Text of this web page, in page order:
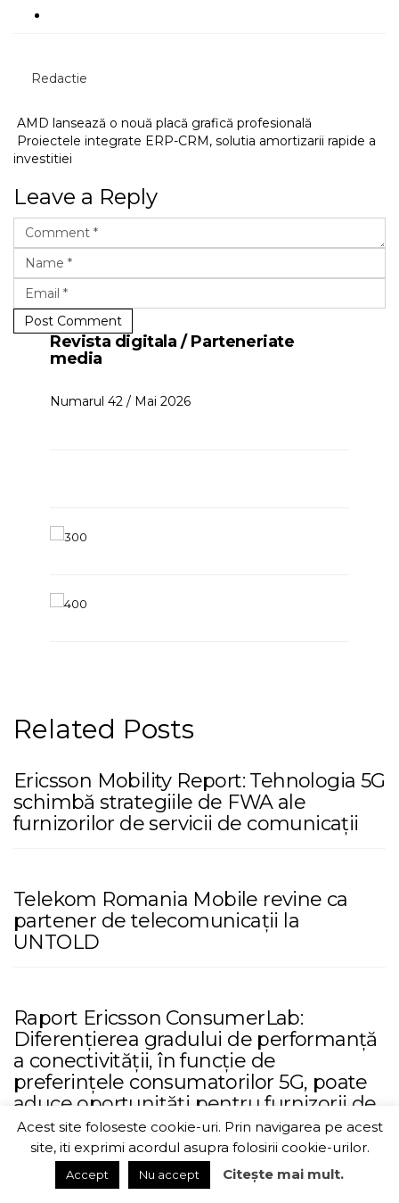
Redactie
AMD lansează o nouă placă grafică profesională
Proiectele integrate ERP-CRM, solutia amortizarii rapide a
investitiei
Leave a Reply
Post Comment
Revista digitala / Parteneriate
media
Numarul 42 / Mai 2026
Related Posts
Ericsson Mobility Report: Tehnologia 5G
schimbă strategiile de FWA ale
furnizorilor de servicii de comunicații
Telekom Romania Mobile revine ca
partener de telecomunicații la
UNTOLD
Raport Ericsson ConsumerLab:
Diferențierea gradului de performanță
a conectivității, în funcție de
preferințele consumatorilor 5G, poate
aduce oportunități pentru furnizorii de
servicii de comunicații
Acest site foloseste cookie-uri. Prin navigarea pe acest
site, iti exprimi acordul asupra folosirii cookie-urilor.
Accept Nu accept Citește mai mult.